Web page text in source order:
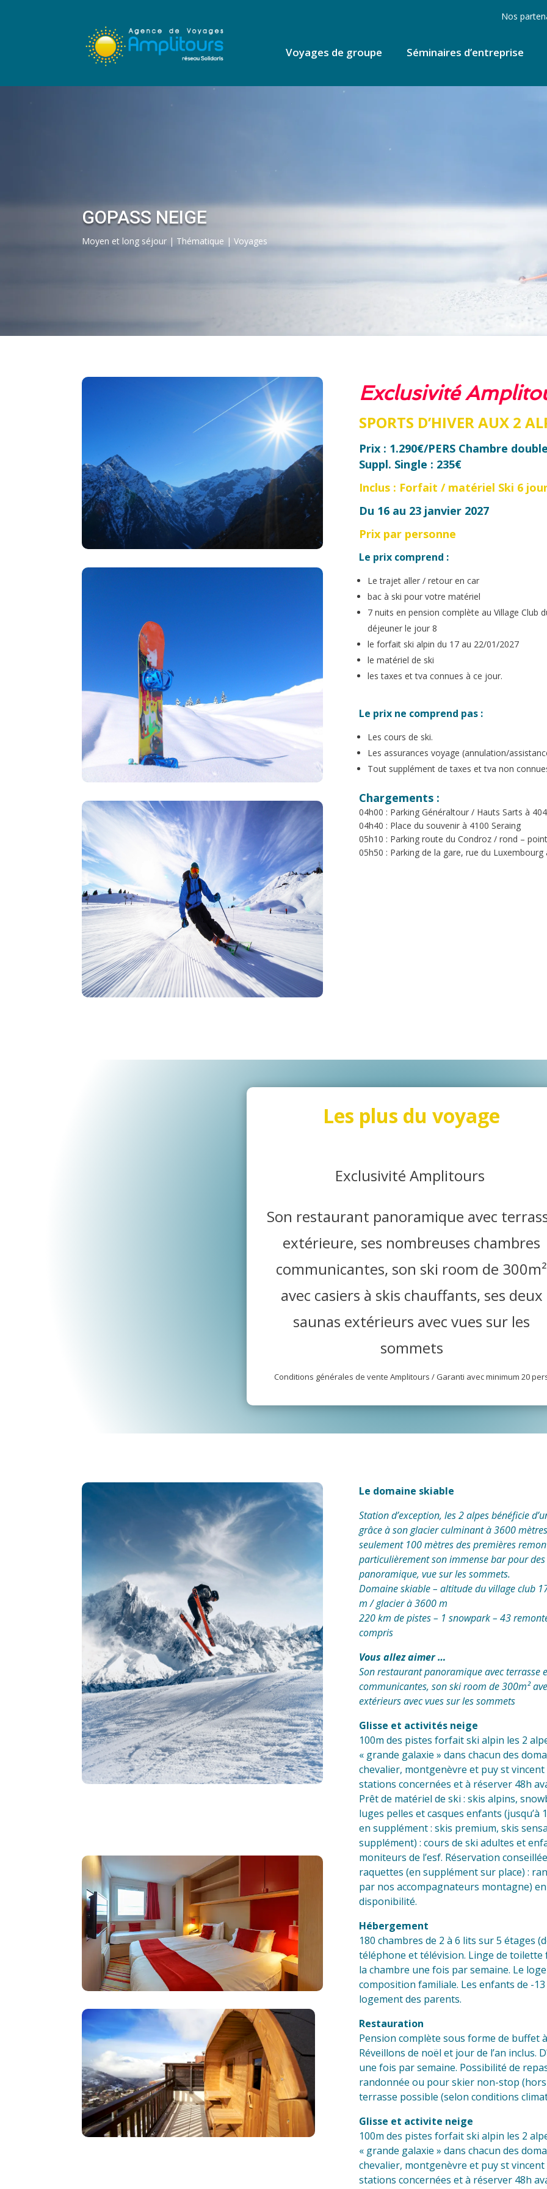
Nos
Voyages de groupe Séminaires d’entreprise
GOPASS NEIGE
Moyen et long séjour | Thématique | Voyages
Exclusivité
SPORTS D’HIVER AUX 2
Prix : 1.290€/PERS Chambre
Suppl. Single : 235€
Inclus : Forfait / matériel Ski 6
Du 16 au 23 janvier 2027
Prix par personne
Le prix comprend :
Le trajet aller / retour en car
bac à ski pour votre matériel
7 nuits en pension complète au Village Club
déjeuner le jour 8
le forfait ski alpin du 17 au 22/01/2027
le matériel de ski
les taxes et tva connues à ce jour.
Le prix ne comprend pas :
Les cours de ski.
Les assurances voyage (annulation/
Tout supplément de taxes et tva non
Chargements :
04h00 : Parking Généraltour / Hauts Sarts à
04h40 : Place du souvenir à 4100 Seraing
05h10 : Parking route du Condroz / rond –
05h50 : Parking de la gare, rue du
Les plus du voyage
Exclusivité Amplitours
Son restaurant panoramique avec
extérieure, ses nombreuses chambres
communicantes, son ski room de 300m²
avec casiers à skis chauffants, ses deux
saunas extérieurs avec vues sur les
sommets
Conditions générales de vente Amplitours / Garanti avec minimum 20
Le domaine skiable
Station d’exception, les 2 alpes bénéficie
grâce à son glacier culminant à 3600
seulement 100 mètres des premières
particulièrement son immense bar pour
panoramique, vue sur les sommets.
Domaine skiable – altitude du village club
m / glacier à 3600 m
220 km de pistes – 1 snowpark – 43
compris
Vous allez aimer …
Son restaurant panoramique avec terrasse
communicantes, son ski room de 300m²
extérieurs avec vues sur les sommets
Glisse et activités neige
100m des pistes forfait ski alpin les 2
« grande galaxie » dans chacun des
chevalier, montgenèvre et puy st
stations concernées et à réserver 48h
Prêt de matériel de ski : skis alpins,
luges pelles et casques enfants (jusqu’à
en supplément : skis premium, skis
supplément) : cours de ski adultes et
moniteurs de l’esf. Réservation
raquettes (en supplément sur place) :
par nos accompagnateurs montagne)
disponibilité.
Hébergement
180 chambres de 2 à 6 lits sur 5 étages
téléphone et télévision. Linge de toilette
la chambre une fois par semaine. Le
composition familiale. Les enfants de -
logement des parents.
Restauration
Pension complète sous forme de buffet
Réveillons de noël et jour de l’an
une fois par semaine. Possibilité de
randonnée ou pour skier non-stop
terrasse possible (selon conditions
Glisse et activite neige
100m des pistes forfait ski alpin les 2
« grande galaxie » dans chacun des
chevalier, montgenèvre et puy st
stations concernées et à réserver 48h